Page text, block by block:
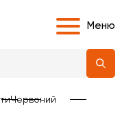
Меню
Червоний